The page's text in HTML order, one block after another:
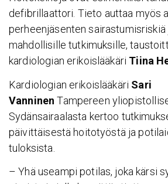
defibrillaattori. Tieto auttaa myös
perheenjäsenten
mahdollisille tutkimuksille,
kardiologian erikoislääkäri Tiina
Kardiologian erikoislääkäri Sari
Vanninen Tampereen
Sydänsairaalasta kertoo
päivittäisestä hoitotyöstä ja
tuloksista.
– Yhä useampi potilas, joka kärsi